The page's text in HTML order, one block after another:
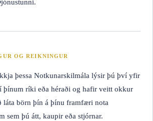
OG REIKNINGUR
þessa Notkunarskilmála lýsir þú því yfir
þínum ríki eða héraði og hafir veitt okkur
láta börn þín á þínu framfæri nota
sem þú átt, kaupir eða stjórnar.